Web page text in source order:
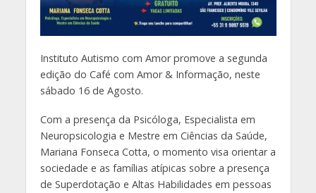
Instituto Autismo com Amor promove a segunda
edição do Café com Amor & Informação, neste
sábado 16 de Agosto.
Com a presença da Psicóloga, Especialista em
Neuropsicologia e Mestre em Ciências da Saúde,
Mariana Fonseca Cotta, o momento visa orientar a
sociedade e as famílias atípicas sobre a presença
de Superdotação e Altas Habilidades em pessoas